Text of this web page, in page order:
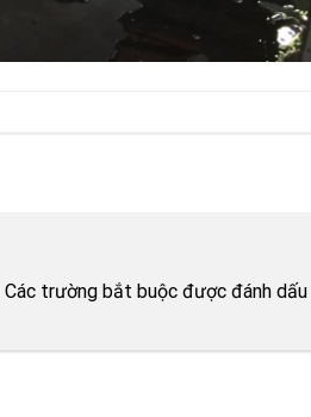
Các trường bắt buộc được đánh dấu